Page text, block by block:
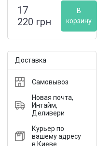
17
220 грн
В
корзину
Доставка
Самовывоз
Новая почта,
Интайм,
Деливери
Курьер по
вашему адресу
в Киеве